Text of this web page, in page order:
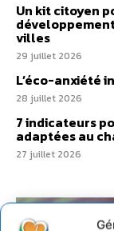
Un kit citoyen
villes
29 juillet 2026
L’éco-anxiété
28 juillet 2026
7 indicateurs
adaptées au
27 juillet 2026